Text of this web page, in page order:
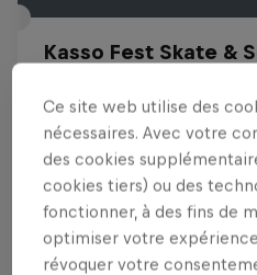
Kasso Fest Skate &
Long Beach, United
Voir le replay
Ce site web utilise des
nécessaires. Avec votre
des cookies
cookies tiers) ou des
fonctionner, à des fins de
optimiser votre
révoquer votre